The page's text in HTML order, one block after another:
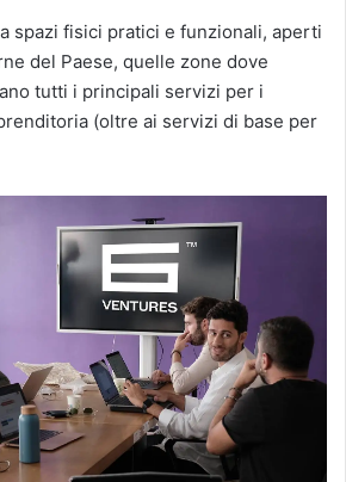
spazi fisici pratici e funzionali, aperti
del Paese, quelle zone dove
tutti i principali servizi per i
(oltre ai servizi di base per